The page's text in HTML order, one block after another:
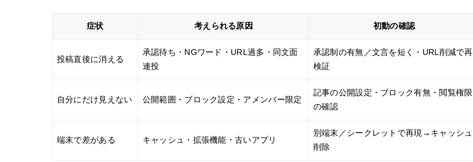
症状 考えられる原因 初動の確認
投稿直後に消える
承認待ち・NGワード・URL過多・同文面
連投
承認制の有無／文言を短く・URL削減で再
検証
自分にだけ見えない 公開範囲・ブロック設定・アメンバー限定
記事の公開設定・ブロック有無・閲覧権限
の確認
端末で差がある キャッシュ・拡張機能・古いアプリ
別端末／シークレットで再現→キャッシュ
削除